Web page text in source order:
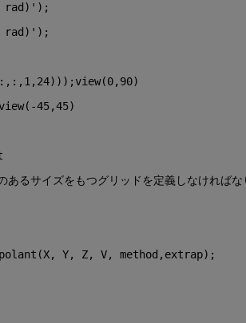
rad)' );
rad)' );
45,45)
るサイズをもつグリッドを定義しなければな
Y, Z, V, method,extrap);